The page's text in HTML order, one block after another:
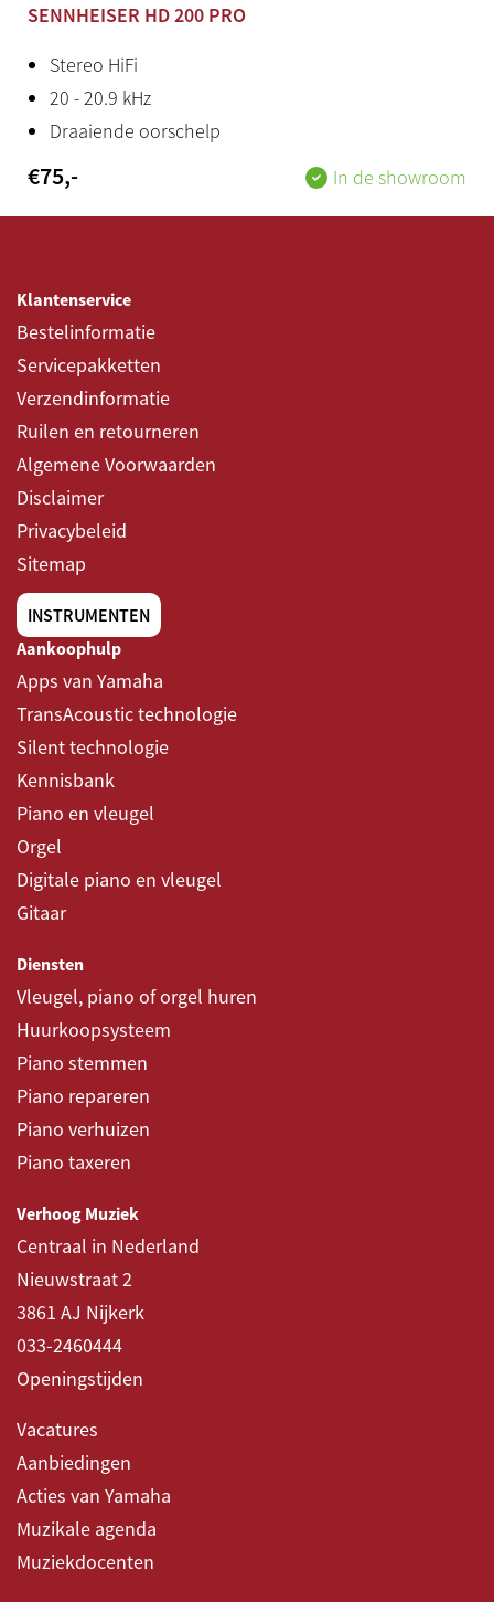
Stroomadapter
Inclusief
Yamaha app
* Draadloze verbinding via bluetooth-MIDI
SENNHEISER HD 200 PRO
Stereo HiFi
20 - 20.9 kHz
Draaiende oorschelp
€75,- In de showroom
Klantenservice
Bestelinformatie
Servicepakketten
Verzendinformatie
Ruilen en retourneren
Algemene Voorwaarden
Disclaimer
Privacybeleid
Sitemap
INSTRUMENTEN
Aankoophulp
Apps van Yamaha
TransAcoustic technologie
Silent technologie
Kennisbank
Piano en vleugel
Orgel
Digitale piano en vleugel
Gitaar
Diensten
Vleugel, piano of orgel huren
Huurkoopsysteem
Piano stemmen
Piano repareren
Piano verhuizen
Piano taxeren
Verhoog Muziek
Centraal in Nederland
Nieuwstraat 2
3861 AJ Nijkerk
033-2460444
Openingstijden
Vacatures
Aanbiedingen
Acties van Yamaha
Muzikale agenda
Muziekdocenten